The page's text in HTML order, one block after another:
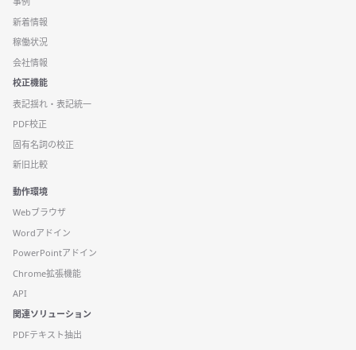
新着情報
稼働状況
会社情報
校正機能
表記揺れ・表記統一
PDF校正
固有名詞の校正
新旧比較
動作環境
Webブラウザ
Wordアドイン
PowerPointアドイン
Chrome拡張機能
API
関連ソリューション
PDFテキスト抽出